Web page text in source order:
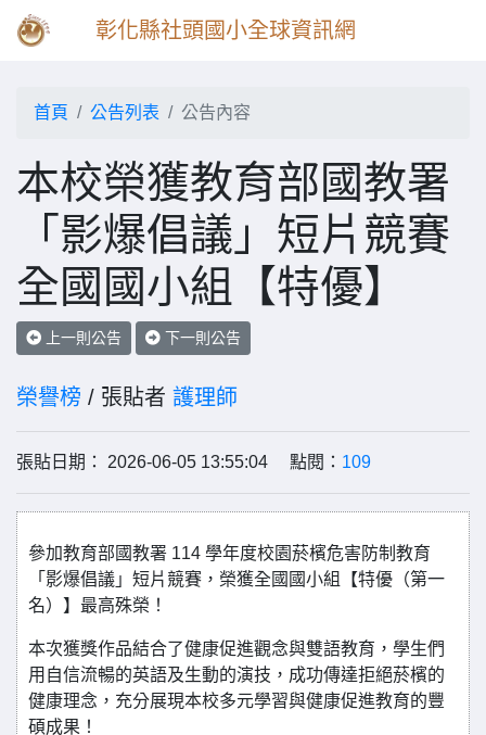
彰化縣社頭國小全球資訊網
首頁 公告列表 公告內容
本校榮獲教育部國教署
「影爆倡議」短片競賽
全國國小組【特優】
上一則公告 下一則公告
榮譽榜 / 張貼者 護理師
張貼日期： 2026-06-05 13:55:04 點閱： 109
參加教育部國教署 114 學年度校園菸檳危害防制教育
「影爆倡議」短片競賽，榮獲全國國小組【特優（第一
名）】最高殊榮！
本次獲獎作品結合了健康促進觀念與雙語教育，學生們
用自信流暢的英語及生動的演技，成功傳達拒絕菸檳的
健康理念，充分展現本校多元學習與健康促進教育的豐
碩成果！